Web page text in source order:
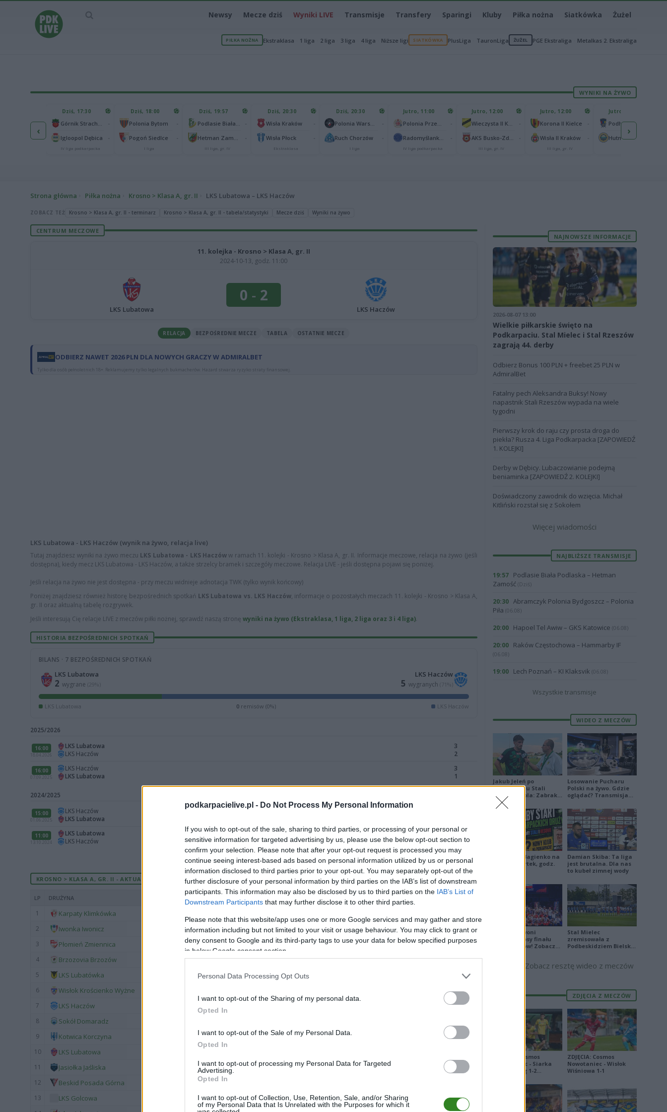
podkarpacielive.pl - Do Not Process My Personal Information
If you wish to opt-out of the sale, sharing to third parties, or processing of your personal or
sensitive information for targeted advertising by us, please use the below opt-out section to
confirm your selection. Please note that after your opt-out request is processed you may
continue seeing interest-based ads based on personal information utilized by us or personal
information disclosed to third parties prior to your opt-out. You may separately opt-out of the
further disclosure of your personal information by third parties on the IAB’s list of downstream
participants. This information may also be disclosed by us to third parties on the IAB’s List of
Downstream Participants that may further disclose it to other third parties.
Please note that this website/app uses one or more Google services and may gather and store
information including but not limited to your visit or usage behaviour. You may click to grant or
deny consent to Google and its third-party tags to use your data for below specified purposes
in below Google consent section.
Personal Data Processing Opt Outs
I want to opt-out of the Sharing of my personal data.
Opted In
I want to opt-out of the Sale of my Personal Data.
Opted In
I want to opt-out of processing my Personal Data for Targeted
Advertising.
Opted In
I want to opt-out of Collection, Use, Retention, Sale, and/or Sharing
of my Personal Data that Is Unrelated with the Purposes for which it
Newsy Mecze dziś Wyniki LIVE Transmisje Transfery Sparingi Kluby Piłka nożna Siatkówka Żużel
PIŁKA NOŻNA Ekstraklasa 1 liga 2 liga 3 liga 4 liga Niższe ligi SIATKÓWKA PlusLiga TauronLiga ŻUŻEL PGE Ekstraliga Metalkas 2. Ekstraliga
WYNIKI NA ŻYWO
‹
65
25
Dziś, 17:30
Igloopol Dębica
IV liga podkarpacka
Dziś, 18:00
Polonia Bytom
Pogoń Siedlce
I liga
Dziś, 19:57
III liga, gr. IV
Dziś, 20:30
Wisła Kraków
Wisła Płock
Ekstraklasa
Dziś, 20:30
Ruch Chorzów
I liga
Jutro, 11:00
IV liga podkarpacka
Jutro, 12:00
III liga, gr. IV
Jutro, 12:00
Korona II Kielce
Wisła II Kraków
III liga, gr. IV
Jutro, 13:00
Hutnik Kraków
›
Strona główna Piłka nożna Krosno > Klasa A, gr. II LKS Lubatowa – LKS Haczów
ZOBACZ TEŻ Krosno > Klasa A, gr. II - terminarz Krosno > Klasa A, gr. II - tabela/statystyki Mecze dziś Wyniki na żywo
CENTRUM MECZOWE
11. kolejka - Krosno > Klasa A, gr. II
2024-10-13, godz. 11:00
LKS Lubatowa
0 - 2
LKS Haczów
RELACJA BEZPOŚREDNIE MECZE TABELA OSTATNIE MECZE
ODBIERZ NAWET 2026 PLN DLA NOWYCH GRACZY W ADMIRALBET
Tylko dla osób pełnoletnich 18+. Reklamujemy tylko legalnych bukmacherów. Hazard stwarza ryzyko straty finansowej.
LKS Lubatowa - LKS Haczów (wynik na żywo, relacja live)
Tutaj znajdziesz wyniki na żywo meczu LKS Lubatowa - LKS Haczóww ramach 11. kolejki - Krosno > Klasa A, gr. II. Informacje meczowe, relacja na żywo (jeśli
dostępna), kiedy mecz LKS Lubatowa - LKS Haczów, a także strzelcy bramek i szczegóły meczowe. Relacja LIVE - jeśli dostępna pojawi się poniżej.
Jeśli relacja na żywo nie jest dostępna - przy meczu widnieje adnotacja TWK (tylko wynik końcowy)
Poniżej znajdziesz również historę bezpośrednich spotkań LKS Lubatowa vs. LKS Haczów, informacje o pozostałych meczach 11. kolejki - Krosno > Klasa A,
gr. II oraz aktualną tabelę rozgrywek.
Jeśli interesują Cię relacje LIVE z meczów piłki nożnej, sprawdź naszą stronę wyniki na żywo (Ekstraklasa, 1 liga, 2 liga oraz 3 i 4 liga).
HISTORIA BEZPOŚREDNICH SPOTKAŃ
BILANS · 7 BEZPOŚREDNICH SPOTKAŃ
LKS Lubatowa
2 wygrane (29%)
LKS Haczów
5 wygranych (71%)
LKS Lubatowa 0 remisów (0%) LKS Haczów
2025/2026
16:00
18.04.2026
LKS Lubatowa
LKS Haczów
3
2
16:00
07.09.2025
LKS Haczów
LKS Lubatowa
3
1
2024/2025
15:00
01.06.2025
LKS Haczów
LKS Lubatowa
11:00
13.10.2024
LKS Lubatowa
LKS Haczów
0
2
ZOBACZ WIĘCEJ (3)
KROSNO > KLASA A, GR. II - AKTUALNA TABELA
LP DRUŻYNA PKT Z R
1 Karpaty Klimkówka
2 Iwonka Iwonicz 28 60 18 6 4 89-29
3 Płomień Zmiennica 28 55 17 4 7 77-47
4 Brzozovia Brzozów 28 54 17 3 8 65-36
5 LKS Lubatówka
6 Wisłok Krościenko Wyżne 58-50
7 LKS Haczów 52-35
8 Sokół Domaradz
9 Kotwica Korczyna 57-62
10 LKS Lubatowa
11 Jasiołka Jaśliska 28 35 11 45-86
12 Beskid Posada Górna
13 LKS Golcowa 28 22 6 4 38-79
NAJNOWSZE INFORMACJE
2026-08-07 13:00
Wielkie piłkarskie święto na
Podkarpaciu. Stal Mielec i Stal Rzeszów
zagrają 44. derby
Odbierz Bonus 100 PLN + freebet 25 PLN w
AdmiralBet
Fatalny pech Aleksandra Buksy! Nowy
napastnik Stali Rzeszów wypada na wiele
tygodni
Pierwszy krok do raju czy prosta droga do
piekła? Rusza 4. Liga Podkarpacka [ZAPOWIEDŹ
1. KOLEJKI]
Derby w Dębicy. Lubaczowianie podejmą
beniaminka [ZAPOWIEDŹ 2. KOLEJKI]
Doświadczony zawodnik do wzięcia. Michał
Kitliński rozstał się z Sokołem
Więcej wiadomości
NAJBLIŻSZE TRANSMISJE
19:57
Podlasie Biała Podlaska – Hetman
Zamość (Dziś)
20:30 Abramczyk Polonia Bydgoszcz – Polonia
Piła (06.08)
20:00 Hapoel Tel Awiw – GKS Katowice (06.08)
20:00 Raków Częstochowa – Hammarby IF
(06.08)
19:00 Lech Poznań – KI Klaksvik (06.08)
Wszystkie transmisje
WIDEO Z MECZÓW
Jakub Jeleń po
odpadnięciu Stali
Stalowa Wola: Zabrakło
doświadczenia
Losowanie Pucharu
Polski na żywo. Gdzie
oglądać? Transmisja
Piłkarskie Bagienko na
żywo: czwartek, godz.
Damian Skiba: Ta liga
jest brutalna. Dla nas
to kubeł zimnej wody
Biało-Czerwoni
odwrócili losy finału
Ligi Narodów! Zobacz
Stal Mielec
zremisowała z
Podbeskidziem Bielsko-
Zobacz resztę wideo z meczów
ZDJĘCIA Z MECZÓW
ZDJĘCIA: Cosmos
Nowotaniec - Siarka
Tarnobrzeg 1-2
ZDJĘCIA: Cosmos
Nowotaniec - Wisłok
Wiśniowa 1-1